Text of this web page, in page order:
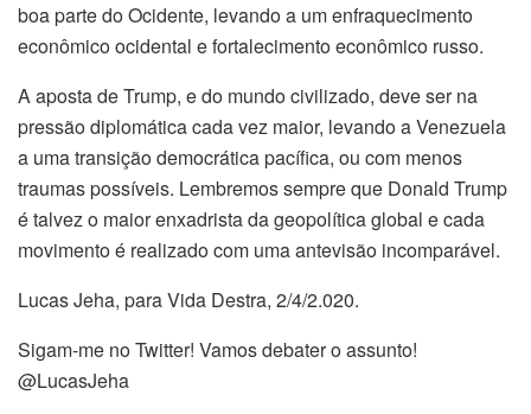
boa parte do Ocidente, levando a um enfraquecimento
econômico ocidental e fortalecimento econômico russo.
A aposta de Trump, e do mundo civilizado, deve ser na
pressão diplomática cada vez maior, levando a Venezuela
a uma transição democrática pacífica, ou com menos
traumas possíveis. Lembremos sempre que Donald Trump
é talvez o maior enxadrista da geopolítica global e cada
movimento é realizado com uma antevisão incomparável.
Lucas Jeha, para Vida Destra, 2/4/2.020.
Sigam-me no Twitter! Vamos debater o assunto!
@LucasJeha